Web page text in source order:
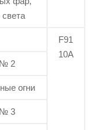
F91
10А
№ 2
огни
№ 3